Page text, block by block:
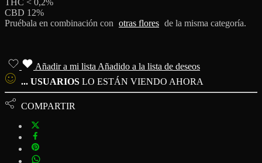
CBD 12%
Pruébala en combinación con otras flores de la misma categoría.
Añadir a mi lista Añadido a la lista de deseos
... USUARIOS LO ESTÁN VIENDO AHORA
COMPARTIR